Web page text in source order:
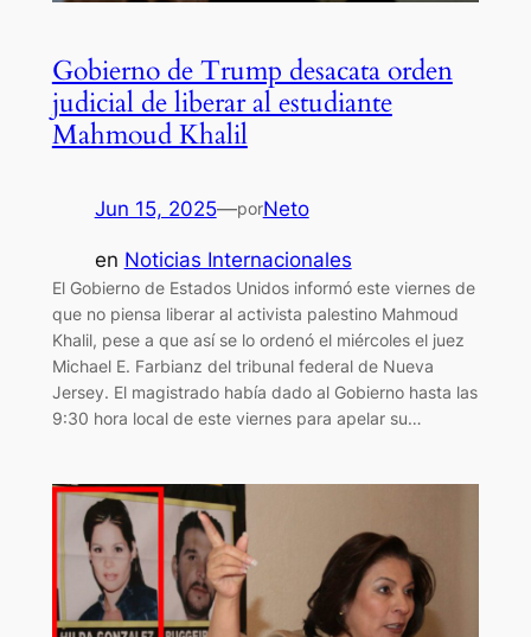
Gobierno de Trump desacata orden
judicial de liberar al estudiante
Mahmoud Khalil
Jun 15, 2025—porNeto
en Noticias Internacionales
El Gobierno de Estados Unidos informó este viernes de
que no piensa liberar al activista palestino Mahmoud
Khalil, pese a que así se lo ordenó el miércoles el juez
Michael E. Farbianz del tribunal federal de Nueva
Jersey. El magistrado había dado al Gobierno hasta las
9:30 hora local de este viernes para apelar su…